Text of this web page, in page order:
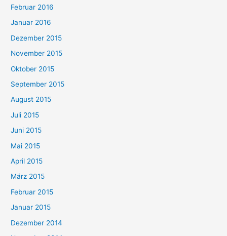
Februar 2016
Januar 2016
Dezember 2015
November 2015
Oktober 2015
September 2015
August 2015
Juli 2015
Juni 2015
Mai 2015
April 2015
März 2015
Februar 2015
Januar 2015
Dezember 2014